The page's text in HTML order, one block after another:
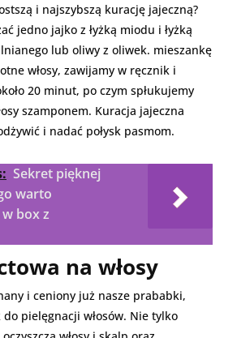
i najszybszą kurację jajeczną?
jedno jajko z łyżką miodu i łyżką
lub oliwy z oliwek. mieszankę
włosy, zawijamy w ręcznik i
20 minut, po czym spłukujemy
szamponem. Kuracja jajeczna
i nadać połysk pasmom.
Sekret pięknej
warto
box z
na włosy
i ceniony już nasze prababki,
do pielęgnacji włosów. Nie tylko